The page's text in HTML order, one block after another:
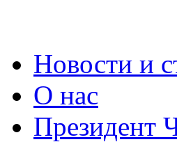
Новости и
О нас
Президент